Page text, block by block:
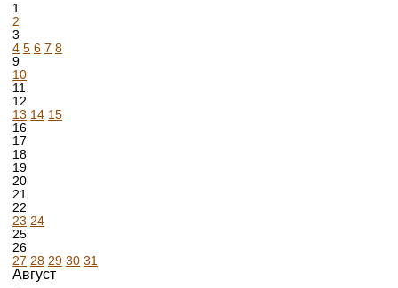
1
2
3
4 5 6 7 8
9
10
11
12
13 14 15
16
17
18
19
20
21
22
23 24
25
26
27 28 29 30 31
Август